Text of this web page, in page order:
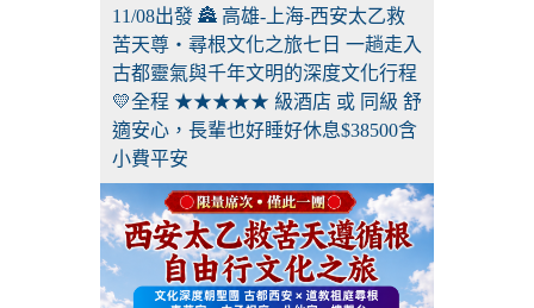
11/08出發 🏯 高雄-上海-西安太乙救
苦天尊・尋根文化之旅七日 一趟走入
古都靈氣與千年文明的深度文化行程
💛全程 ★★★★★ 級酒店 或 同級 舒
適安心，長輩也好睡好休息$38500含
小費平安